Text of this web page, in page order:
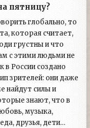
пятницу?
глобально, то
которая считает,
грустны и что
с этими людьми не
в России создано
зрителей: они даже
найдут силы и
знают, что в
музыка,
друзья, дети…